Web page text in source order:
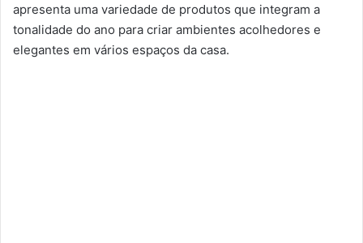
apresenta uma variedade de produtos que integram a
tonalidade do ano para criar ambientes acolhedores e
elegantes em vários espaços da casa.